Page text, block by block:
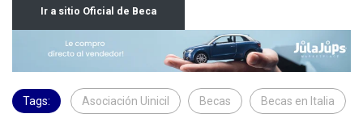
Ir a sitio Oficial de Beca
Tags: Asociación Uinicil Becas Becas en Italia